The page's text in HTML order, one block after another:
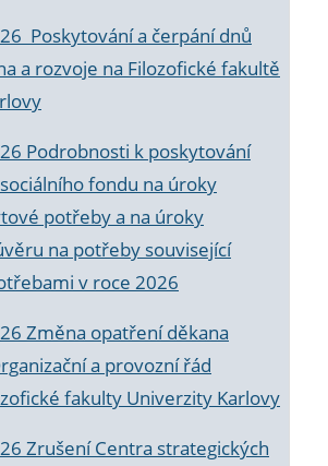
Poskytování a čerpání dnů
a rozvoje na Filozofické fakultě
Podrobnosti k poskytování
fondu na úroky
potřeby a na úroky
na potřeby související
v roce 2026
Změna opatření děkana
a provozní řád
fakulty Univerzity Karlovy
Zrušení Centra strategických